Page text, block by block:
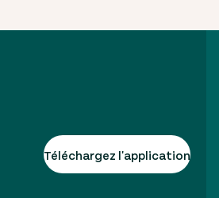
Téléchargez l'application